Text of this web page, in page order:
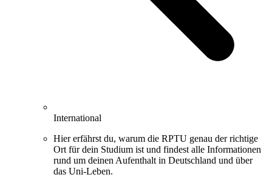
International
Hier erfährst du, warum die RPTU genau der richtige
Ort für dein Studium ist und findest alle Informationen
rund um deinen Aufenthalt in Deutschland und über
das Uni-Leben.